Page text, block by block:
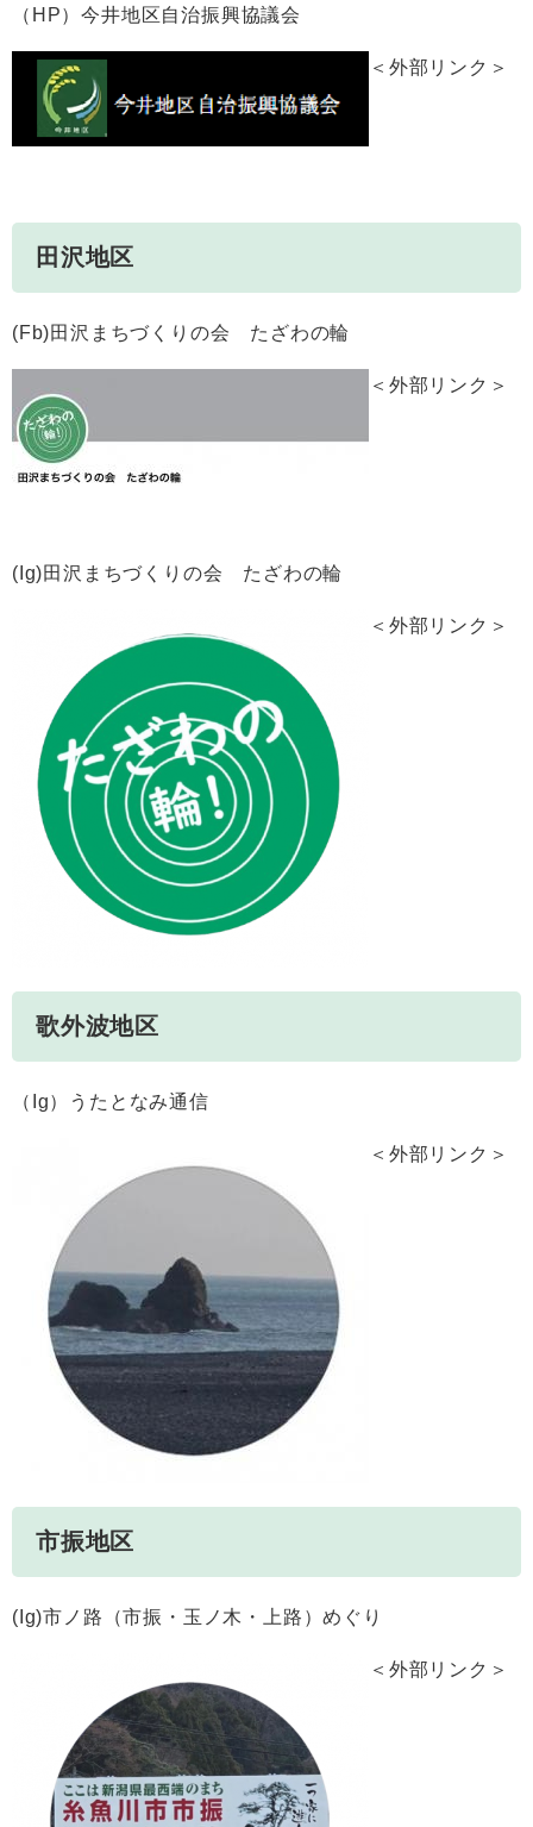
（HP）今井地区自治振興協議会
＜外部リンク＞
田沢地区
(Fb)田沢まちづくりの会 たざわの輪
＜外部リンク＞
(Ig)田沢まちづくりの会 たざわの輪
＜外部リンク＞
歌外波地区
（Ig）うたとなみ通信
＜外部リンク＞
市振地区
(Ig)市ノ路（市振・玉ノ木・上路）めぐり
＜外部リンク＞